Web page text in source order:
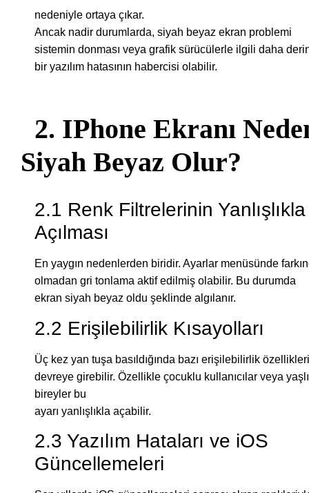
nedeniyle ortaya çıkar.
Ancak nadir durumlarda, siyah beyaz ekran problemi
sistemin donması veya grafik sürücülerle ilgili daha
bir yazılım hatasının habercisi olabilir.
2. IPhone Ekranı
Siyah Beyaz Olur?
2.1 Renk Filtrelerinin Yanlışlıkla
Açılması
En yaygın nedenlerden biridir. Ayarlar menüsünde
olmadan gri tonlama aktif edilmiş olabilir. Bu durumda
ekran siyah beyaz oldu şeklinde algılanır.
2.2 Erişilebilirlik Kısayolları
Üç kez yan tuşa basıldığında bazı erişilebilirlik özellikleri
devreye girebilir. Özellikle çocuklu kullanıcılar veya yaşlı
bireyler bu
ayarı yanlışlıkla açabilir.
2.3 Yazılım Hataları ve iOS
Güncellemeleri